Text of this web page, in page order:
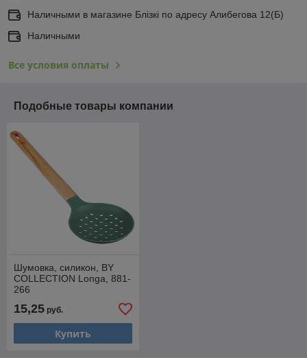
Наличными в магазине Блiзкi по адресу Алибегова 12(Б)
Наличными
Все условия оплаты
Подобные товары компании
Шумовка, силикон, BY
COLLECTION Longa, 881-
266
15,25 руб.
Купить